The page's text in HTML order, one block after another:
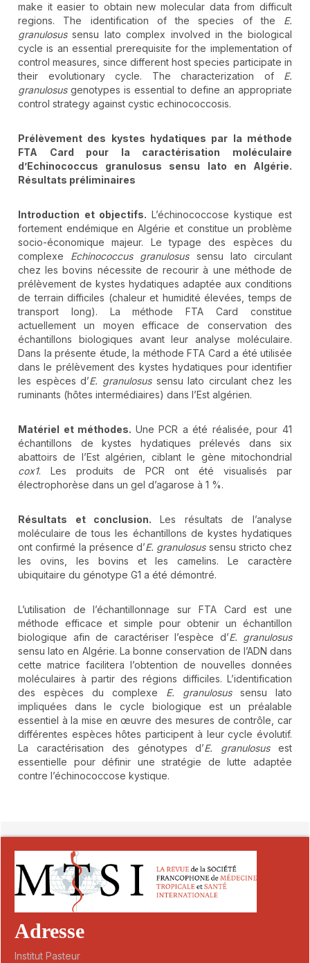
make it easier to obtain new molecular data from difficult
regions. The identification of the species of the E.
granulosussensu lato complex involved in the biological
cycle is an essential prerequisite for the implementation of
control measures, since different host species participate in
their evolutionary cycle. The characterization of E.
granulosusgenotypes is essential to define an appropriate
control strategy against cystic echinococcosis.
Prélèvement des kystes hydatiques par la méthode
FTA Card pour la caractérisation moléculaire
d’Echinococcus granulosus sensu lato en Algérie.
Résultats préliminaires
Introduction et objectifs. L’échinococcose kystique est
fortement endémique en Algérie et constitue un problème
socio-économique majeur. Le typage des espèces du
complexe Echinococcus granulosussensu lato circulant
chez les bovins nécessite de recourir à une méthode de
prélèvement de kystes hydatiques adaptée aux conditions
de terrain difficiles (chaleur et humidité élevées, temps de
transport long). La méthode FTA Card constitue
actuellement un moyen efficace de conservation des
échantillons biologiques avant leur analyse moléculaire.
Dans la présente étude, la méthode FTA Card a été utilisée
dans le prélèvement des kystes hydatiques pour identifier
les espèces d’E. granulosussensu lato circulant chez les
ruminants (hôtes intermédiaires) dans l’Est algérien.
Matériel et méthodes. Une PCR a été réalisée, pour 41
échantillons de kystes hydatiques prélevés dans six
abattoirs de l’Est algérien, ciblant le gène mitochondrial
cox1. Les produits de PCR ont été visualisés par
électrophorèse dans un gel d’agarose à 1 %.
Résultats et conclusion. Les résultats de l’analyse
moléculaire de tous les échantillons de kystes hydatiques
ont confirmé la présence d’E. granulosussensu stricto chez
les ovins, les bovins et les camelins. Le caractère
ubiquitaire du génotype G1 a été démontré.
L’utilisation de l’échantillonnage sur FTA Card est une
méthode efficace et simple pour obtenir un échantillon
biologique afin de caractériser l’espèce d’E. granulosus
sensu lato en Algérie. La bonne conservation de l’ADN dans
cette matrice facilitera l’obtention de nouvelles données
moléculaires à partir des régions difficiles. L’identification
des espèces du complexe E. granulosussensu lato
impliquées dans le cycle biologique est un préalable
essentiel à la mise en œuvre des mesures de contrôle, car
différentes espèces hôtes participent à leur cycle évolutif.
La caractérisation des génotypes d’E. granulosusest
essentielle pour définir une stratégie de lutte adaptée
contre l’échinococcose kystique.
Adresse
Institut Pasteur